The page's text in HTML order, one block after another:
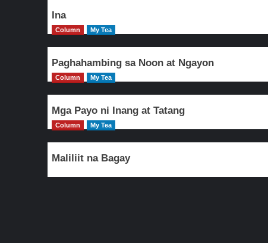
Ina
Column My Tea
Paghahambing sa Noon at Ngayon
Column My Tea
Mga Payo ni Inang at Tatang
Column My Tea
Maliliit na Bagay